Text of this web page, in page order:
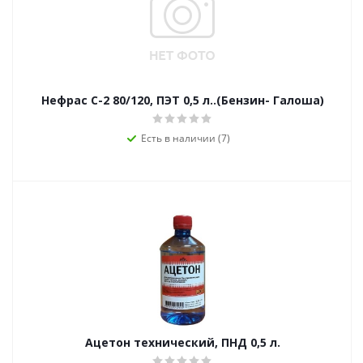
Нефрас С-2 80/120, ПЭТ 0,5 л..(Бензин- Галоша)
Есть в наличии (7)
Ацетон технический, ПНД 0,5 л.